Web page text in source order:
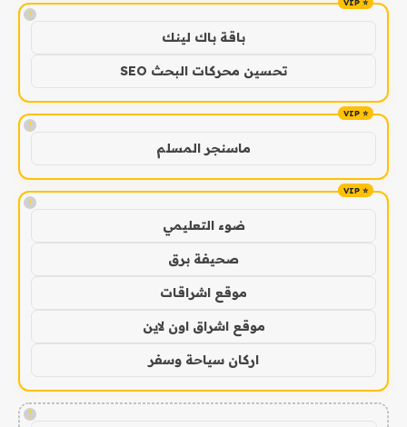
!
باقة باك لينك
تحسين محركات البحث SEO
!
ماسنجر المسلم
!
ضوء التعليمي
صحيفة برق
موقع اشراقات
موقع اشراق اون لاين
اركان سياحة وسفر
!